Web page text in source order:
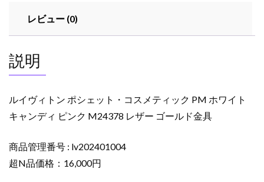
メ
ィ
ッ
PM
ホ
イ
ト
レビュー (0)
説明
ルイヴィトン ポシェット・コスメティック PM ホワイト
キャンディ ピンク M24378 レザー ゴールド金具
商品管理番号 : lv202401004
超N品価格：16,000円